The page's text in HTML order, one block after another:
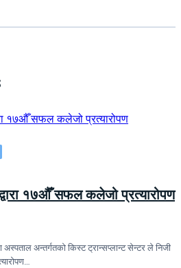
१७औँ सफल कलेजो प्रत्यारोपण
अन्तर्गतको किस्ट ट्रान्सप्लान्ट सेन्टर ले निजी